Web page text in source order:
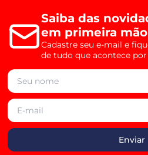
Saiba das
em primeira mão
Cadastre seu e-mail e
de tudo que acontece